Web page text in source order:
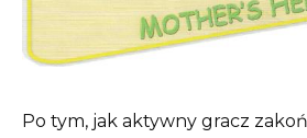
Po tym, jak aktywny gracz